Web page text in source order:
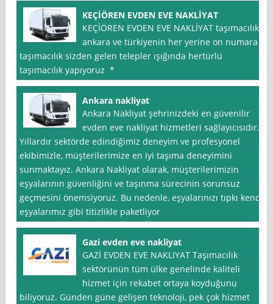
KEÇİÖREN EVDEN EVE NAKLİYAT
KEÇİÖREN EVDEN EVE NAKLİYAT taşımacılık
ankara ve türkiyenin her yerine on numara
taşımacılık sizden gelen telepler ışığında hertürlü
taşımacılık yapıyoruz *
Ankara nakliyat
Ankara Nakliyat şehrinizdeki en güvenilir
evden eve nakliyat hizmetleri sağlayıcısıdır.
Yıllardır sektörde edindiğimiz deneyim ve profesyonel
ekibimizle, müşterilerimize en iyi taşıma deneyimini
sunmaktayız. Ankara Nakliyat olarak, müşterilerimizin
eşyalarının güvenliğini ve taşınma sürecinin sorunsuz
geçmesini önemsiyoruz. Bu nedenle, eşyalarınızı tıpkı kendi
eşyalarımız gibi titizlikle paketliyor
Gazi evden eve nakliyat
GAZİ EVDEN EVE NAKLIYAT Taşımacılık
sektörünün tüm ülke genelinde kaliteli
hizmet için rekabet ortaya koyduğunu
biliyoruz. Günden güne gelişen teknoloji, pek çok hizmet